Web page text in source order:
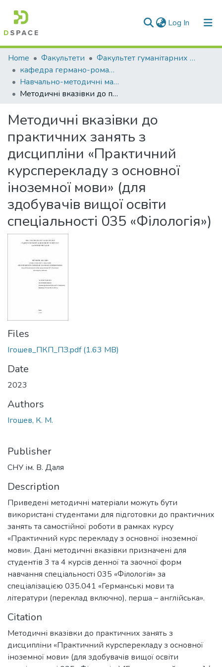
Log In (current)
Communities & Collections
All of DSpace
Statistics
Home Факультети
Факультет гуманітарних та соціальних наук
кафедра германо-романської філології та перекладу
Навчально-методичні матеріали (КГРФтаП)
Методичні вказівки до практичних занять з дисципліни «Практичний курсперекладу з основної іноземної мови» (для здобувачів вищої освіти спеціальності 035 «Філологія»)
Методичні вказівки до
практичних занять з
дисципліни «Практичний
курсперекладу з основної
іноземної мови» (для
здобувачів вищої освіти
спеціальності 035 «Філологія»)
Files
Ігошев_ПКП_ПЗ.pdf(1.63 MB)
Date
2023
Authors
Ігошев, К. М.
Publisher
СНУ ім. В. Даля
Description
Приведені методичні матеріали можуть бути
використані студентами для підготовки до практичних
занять та самостійної роботи в рамках курсу
«Практичний курс перекладу з основної іноземної
мови». Дані методичні вказівки призначені для
студентів 3 та 4 курсів денної та заочної форм
навчання спеціальності 035 «Філологія» за
спеціалізацією 035.041 «Германські мови та
літератури (переклад включно), перша – англійська».
Citation
Методичні вказівки до практичних занять з
дисципліни «Практичний курсперекладу з основної
іноземної мови» (для здобувачів вищої освіти